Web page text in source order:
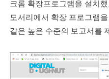
크롬 확장프로그램을 설치
모서리에서 확장 프로그램
같은 높은 수준의 보고서를